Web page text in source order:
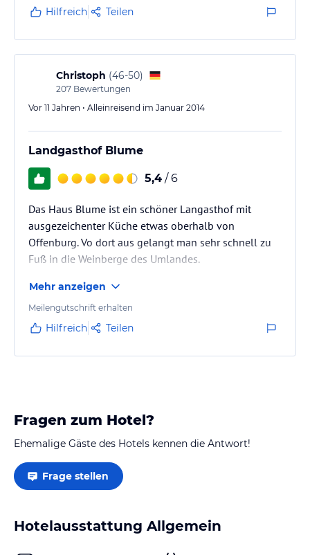
Hilfreich Teilen
Christoph (46-50)
207 Bewertungen
Vor 11 Jahren • Alleinreisend im Januar 2014
Landgasthof Blume
5,4 / 6
Das Haus Blume ist ein schöner Langasthof mit
ausgezeichenter Küche etwas oberhalb von
Offenburg. Vo dort aus gelangt man sehr schnell zu
Fuß in die Weinberge des Umlandes.
Mehr anzeigen
Meilengutschrift erhalten
Hilfreich Teilen
Fragen zum Hotel?
Ehemalige Gäste des Hotels kennen die Antwort!
Frage stellen
Hotelausstattung Allgemein